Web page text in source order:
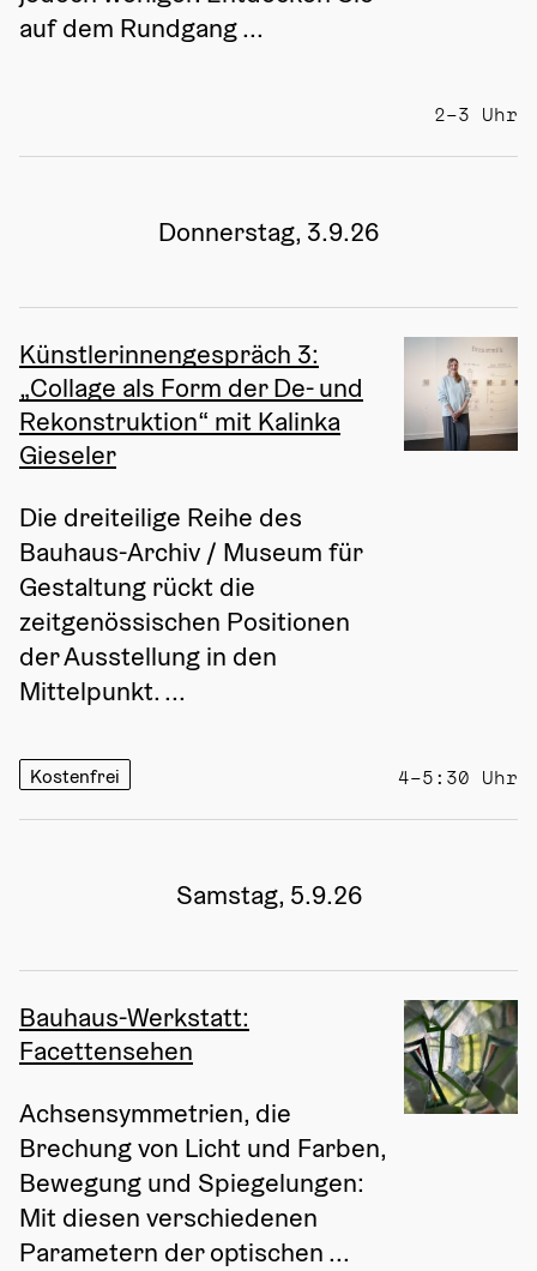
auf dem Rundgang ...
2–3 Uhr
Donnerstag, 3.9.26
Künstlerinnengespräch 3:
„Collage als Form der De- und
Rekonstruktion“ mit Kalinka
Gieseler
Die dreiteilige Reihe des
Bauhaus-Archiv / Museum für
Gestaltung rückt die
zeitgenössischen Positionen
der Ausstellung in den
Mittelpunkt. ...
Kostenfrei 4–5:30 Uhr
Samstag, 5.9.26
Bauhaus-Werkstatt:
Facettensehen
Achsensymmetrien, die
Brechung von Licht und Farben,
Bewegung und Spiegelungen:
Mit diesen verschiedenen
Parametern der optischen ...